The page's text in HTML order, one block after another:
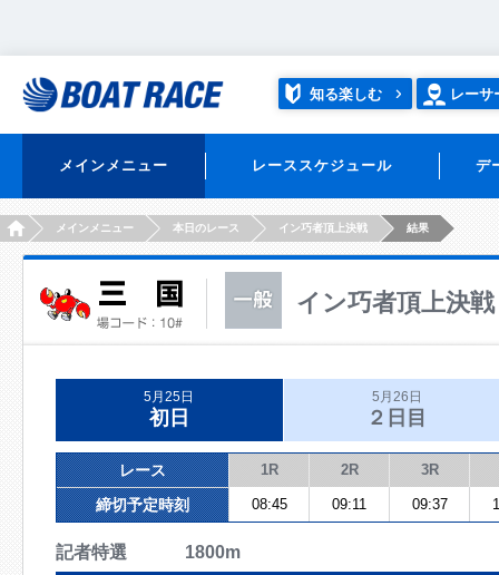
知る楽しむ レーサ
メインメニュー レーススケジュール デ
HOMEメインメニュー 本日のレース イン巧者頂上決戦 結果
イン巧者頂上決戦
5月25日
初日
5月26日
２日目
レース 1R 2R 3R
締切予定時刻 08:45 09:11 09:37
記者特選 1800m